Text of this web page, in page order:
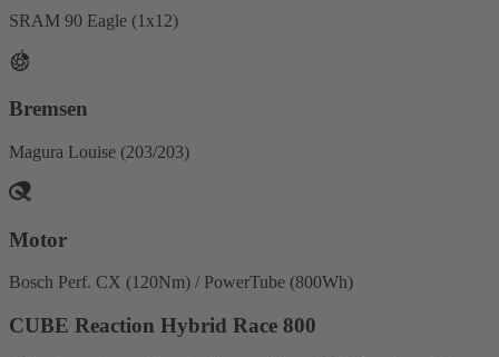
SRAM 90 Eagle (1x12)
Bremsen
Magura Louise (203/203)
Motor
Bosch Perf. CX (120Nm) / PowerTube (800Wh)
CUBE Reaction Hybrid Race 800